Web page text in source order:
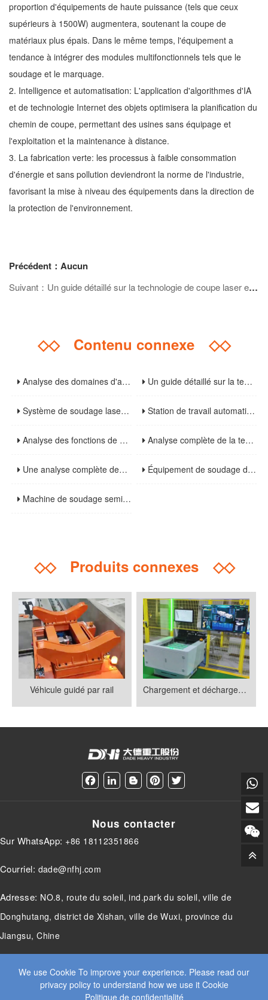
We use Cookie To improve your experience. Please read our
privacy policy to understand how we use it Cookie
Politique de confidentialité
proportion d'équipements de haute puissance (tels que ceux
supérieurs à 1500W) augmentera, soutenant la coupe de
matériaux plus épais. Dans le même temps, l'équipement a
tendance à intégrer des modules multifonctionnels tels que le
soudage et le marquage.
2. Intelligence et automatisation: L'application d'algorithmes d'IA
et de technologie Internet des objets optimisera la planification du
chemin de coupe, permettant des usines sans équipage et
l'exploitation et la maintenance à distance.
3. La fabrication verte: les processus à faible consommation
d'énergie et sans pollution deviendront la norme de l'industrie,
favorisant la mise à niveau des équipements dans la direction de
la protection de l'environnement.
Précédent：Aucun
Suivant：Un guide détaillé sur la technologie de coupe laser en acier inoxydable : du principe à l'exploitation pratique
◇◇Contenu connexe ◇◇
Analyse des domaines d'application et perspectives sur les tendances de l'industrie des machines de découpe laser à fibre Un guide détaillé sur la technologie de coupe laser en acier inoxydable : du principe à l'exploitation pratique
Système de soudage laser 3D: analyse de la technologie de base qui conduit à la mise à niveau de l'industrie manufacturière Station de travail automatisée de soudage laser à haute efficacité : analyse des principaux avantages et des tendances de développement futures
Analyse des fonctions de base et des scénarios d'application des cabines de soudure: installations essentielles pour améliorer la sécurité et l'efficacité de la soudure Analyse complète de la technologie de purification des fumées de soudage: solutions de traitement à haut rendement et scénarios d'application
Une analyse complète des méthodes de soudage des structures en acier et des précautions clés Équipement de soudage de suivi visuel: composants de base, paramètres techniques et guide de sélection
Machine de soudage semi-automatique: une analyse complète des principes de base, des scénarios d'application et des spécifications de fonctionnement
◇◇Produits connexes ◇◇
Véhicule guidé par rail Chargement et déchargement de machines-outils
F
b
o
L
e
I
B
g
r
P
e
T
Nous contacter
Sur WhatsApp: +86 18112351866
Courriel: dade@nfhj.com
Adresse: NO.8, route du soleil, ind.park du soleil, ville de
Donghutang, district de Xishan, ville de Wuxi, province du
Jiangsu, Chine
© 2025 JIANGSU DADE INDUSTRIE LOURDE CO.LTD. TOUS